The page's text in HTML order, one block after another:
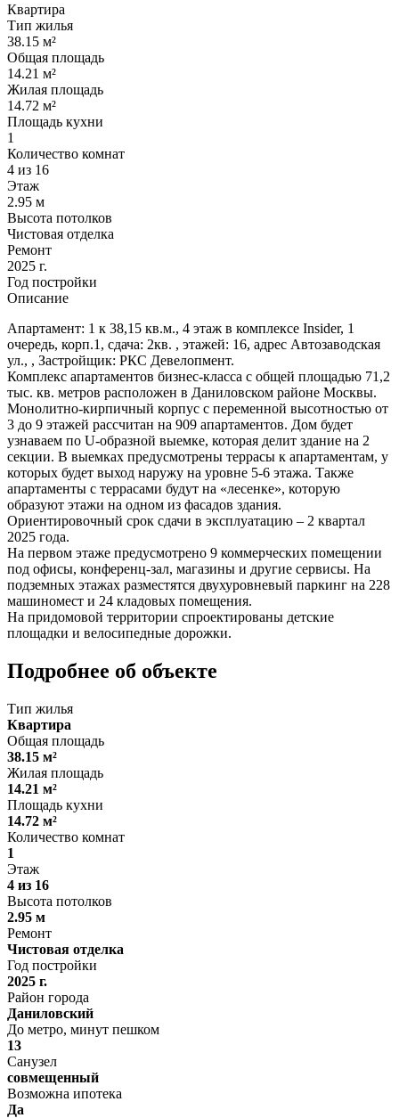
Квартира
Тип жилья
38.15 м²
Общая площадь
14.21 м²
Жилая площадь
14.72 м²
Площадь кухни
1
Количество комнат
4 из 16
Этаж
2.95 м
Высота потолков
Чистовая отделка
Ремонт
2025 г.
Год постройки
Описание
Апартамент: 1 к 38,15 кв.м., 4 этаж в комплексе Insider, 1
очередь, корп.1, сдача: 2кв. , этажей: 16, адрес Автозаводская
ул., , Застройщик: РКС Девелопмент.
Комплекс апартаментов бизнес-класса с общей площадью 71,2
тыс. кв. метров расположен в Даниловском районе Москвы.
Монолитно-кирпичный корпус с переменной высотностью от
3 до 9 этажей рассчитан на 909 апартаментов. Дом будет
узнаваем по U-образной выемке, которая делит здание на 2
секции. В выемках предусмотрены террасы к апартаментам, у
которых будет выход наружу на уровне 5-6 этажа. Также
апартаменты с террасами будут на «лесенке», которую
образуют этажи на одном из фасадов здания.
Ориентировочный срок сдачи в эксплуатацию ‒ 2 квартал
2025 года.
На первом этаже предусмотрено 9 коммерческих помещении
под офисы, конференц-зал, магазины и другие сервисы. На
подземных этажах разместятся двухуровневый паркинг на 228
машиномест и 24 кладовых помещения.
На придомовой территории спроектированы детские
площадки и велосипедные дорожки.
Подробнее об объекте
Тип жилья
Квартира
Общая площадь
38.15 м²
Жилая площадь
14.21 м²
Площадь кухни
14.72 м²
Количество комнат
1
Этаж
4 из 16
Высота потолков
2.95 м
Ремонт
Чистовая отделка
Год постройки
2025 г.
Район города
Даниловский
До метро, минут пешком
13
Санузел
совмещенный
Возможна ипотека
Да